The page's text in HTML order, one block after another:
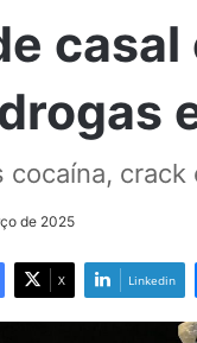
cocaína, crack
de 2025
X Linkedin